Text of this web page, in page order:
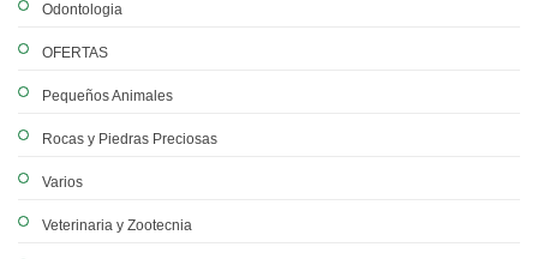
Odontologia
OFERTAS
Pequeños Animales
Rocas y Piedras Preciosas
Varios
Veterinaria y Zootecnia